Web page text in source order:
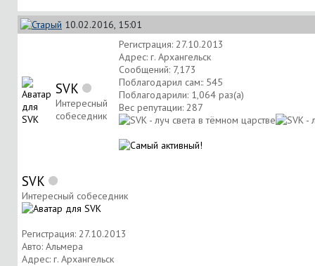
10.02.2016, 15:01
SVK
Интересный
собеседник
Регистрация: 27.10.2013
Адрес: г. Архангельск
Сообщений: 7,173
Поблагодарил сам:: 545
Поблагодарили: 1,064 раз(а)
Вес репутации: 287
SVK
Интересный собеседник
Регистрация: 27.10.2013
Авто: Альмера
Адрес: г. Архангельск